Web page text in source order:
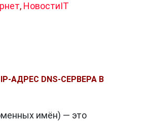
, НовостиIT
АДРЕС DNS-СЕРВЕРА В
имён) — это